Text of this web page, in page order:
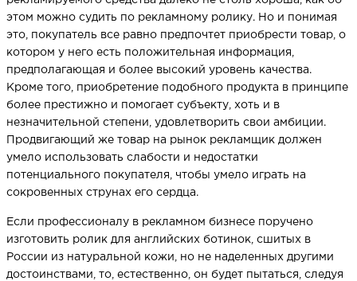
этом можно судить по рекламному ролику. Но и понимая
это, покупатель все равно предпочтет приобрести товар, о
котором у него есть положительная информация,
предполагающая и более высокий уровень качества.
Кроме того, приобретение подобного продукта в принципе
более престижно и помогает субъекту, хоть и в
незначительной степени, удовлетворить свои амбиции.
Продвигающий же товар на рынок рекламщик должен
умело использовать слабости и недостатки
потенциального покупателя, чтобы умело играть на
сокровенных струнах его сердца.
Если профессионалу в рекламном бизнесе поручено
изготовить ролик для английских ботинок, сшитых в
России из натуральной кожи, но не наделенных другими
достоинствами, то, естественно, он будет пытаться, следуя